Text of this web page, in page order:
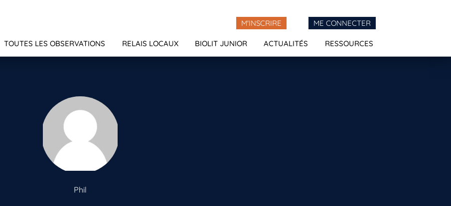
M'INSCRIRE ME CONNECTER
TOUTES LES OBSERVATIONS RELAIS LOCAUX BIOLIT JUNIOR ACTUALITÉS RESSOURCES
Phil